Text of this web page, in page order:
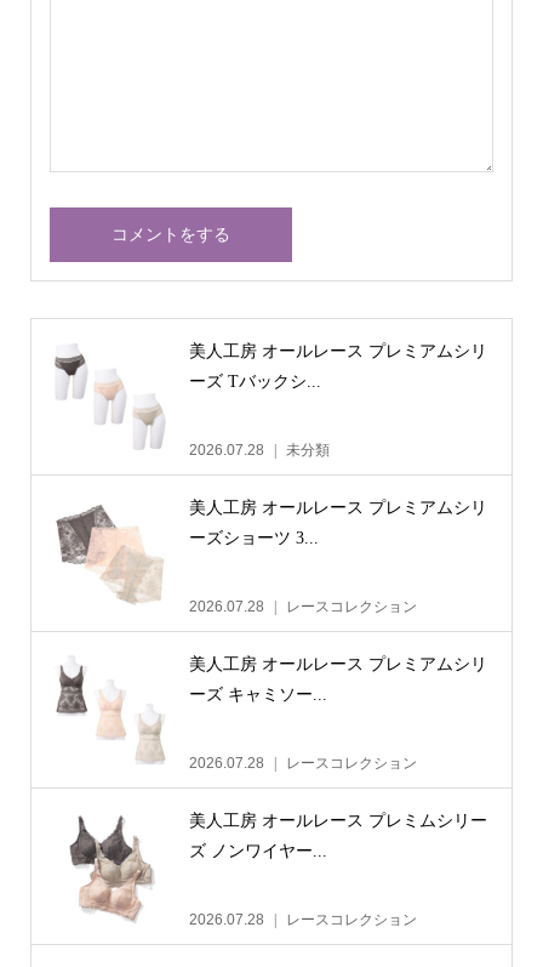
美人工房 オールレース プレミアムシリ
ーズ Tバックシ...
2026.07.28 未分類
美人工房 オールレース プレミアムシリ
ーズショーツ 3...
2026.07.28 レースコレクション
美人工房 オールレース プレミアムシリ
ーズ キャミソー...
2026.07.28 レースコレクション
美人工房 オールレース プレミムシリー
ズ ノンワイヤー...
2026.07.28 レースコレクション